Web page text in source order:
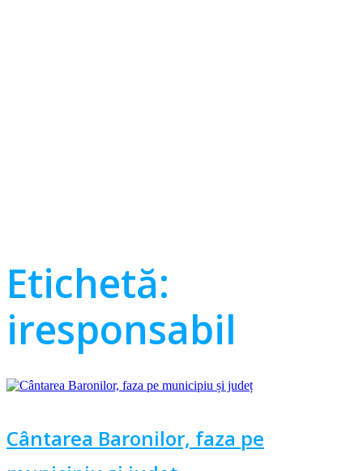
Etichetă:
iresponsabil
Cântarea Baronilor, faza pe